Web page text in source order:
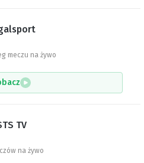
meczu na żywo
TV
na żywo